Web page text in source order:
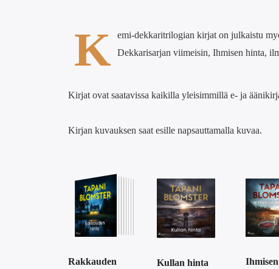
K
emi-dekkaritrilogian kirjat on julkaistu
Dekkarisarjan viimeisin, Ihmisen hinta,
Kirjat ovat saatavissa kaikilla yleisimmillä e- ja
Kirjan kuvauksen saat esille napsauttamalla kuvaa.
Rakkauden
Kullan hinta